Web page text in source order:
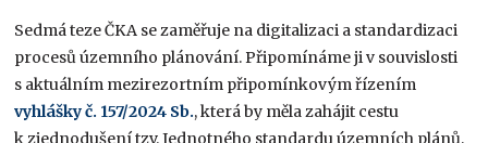
Sedmá teze ČKA se zaměřuje na digitalizaci a standardizaci
procesů územního plánování. Připomínáme ji v souvislosti
s aktuálním mezirezortním připomínkovým řízením
vyhlášky č. 157/2024 Sb., která by měla zahájit cestu
k zjednodušení tzv. Jednotného standardu územních plánů,